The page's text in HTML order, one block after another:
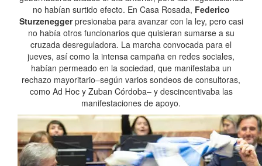
no habían surtido efecto. En Casa Rosada, Federico
Sturzeneggerpresionaba para avanzar con la ley, pero casi
no había otros funcionarios que quisieran sumarse a su
cruzada desreguladora. La marcha convocada para el
jueves, así como la intensa campaña en redes sociales,
habían permeado en la sociedad, que manifestaba un
rechazo mayoritario–según varios sondeos de consultoras,
como Ad Hoc y Zuban Córdoba– y descincentivaba las
manifestaciones de apoyo.